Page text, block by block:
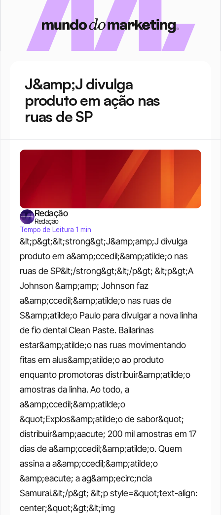
J&amp;J divulga
produto em ação nas
ruas de SP
&lt;p&gt;&lt;strong&gt;J&amp;amp;J divulga
produto em a&amp;ccedil;&amp;atilde;o nas
ruas de SP&lt;/strong&gt;&lt;/p&gt; &lt;p&gt;A
Johnson &amp;amp; Johnson faz
a&amp;ccedil;&amp;atilde;o nas ruas de
S&amp;atilde;o Paulo para divulgar a nova linha
de fio dental Clean Paste. Bailarinas
estar&amp;atilde;o nas ruas movimentando
fitas em alus&amp;atilde;o ao produto
enquanto promotoras distribuir&amp;atilde;o
amostras da linha. Ao todo, a
a&amp;ccedil;&amp;atilde;o
&quot;Explos&amp;atilde;o de sabor&quot;
distribuir&amp;aacute; 200 mil amostras em 17
dias de a&amp;ccedil;&amp;atilde;o. Quem
assina a a&amp;ccedil;&amp;atilde;o
&amp;eacute; a ag&amp;ecirc;ncia
Samurai.&lt;/p&gt; &lt;p style=&quot;text-align:
center;&quot;&gt;&lt;img
Redação
Redação
Tempo de Leitura 1 min